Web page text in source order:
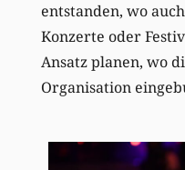
entstanden, wo
Konzerte oder
Ansatz planen, wo
Organisation